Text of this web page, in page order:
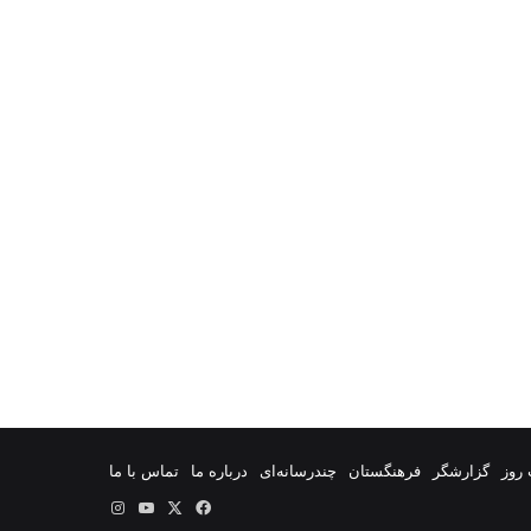
گزارشگر فرهنگستان چندرسانه‌ای درباره ما
تماس با ما
فیس
یوتیوب